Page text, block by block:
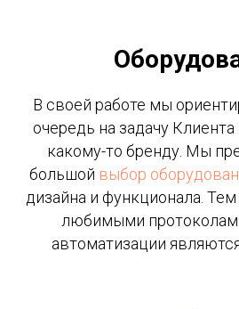
В своей работе мы
очередь на задачу
какому-то бренду. Мы
большой выбор
дизайна и функционала.
любимыми
автоматизации